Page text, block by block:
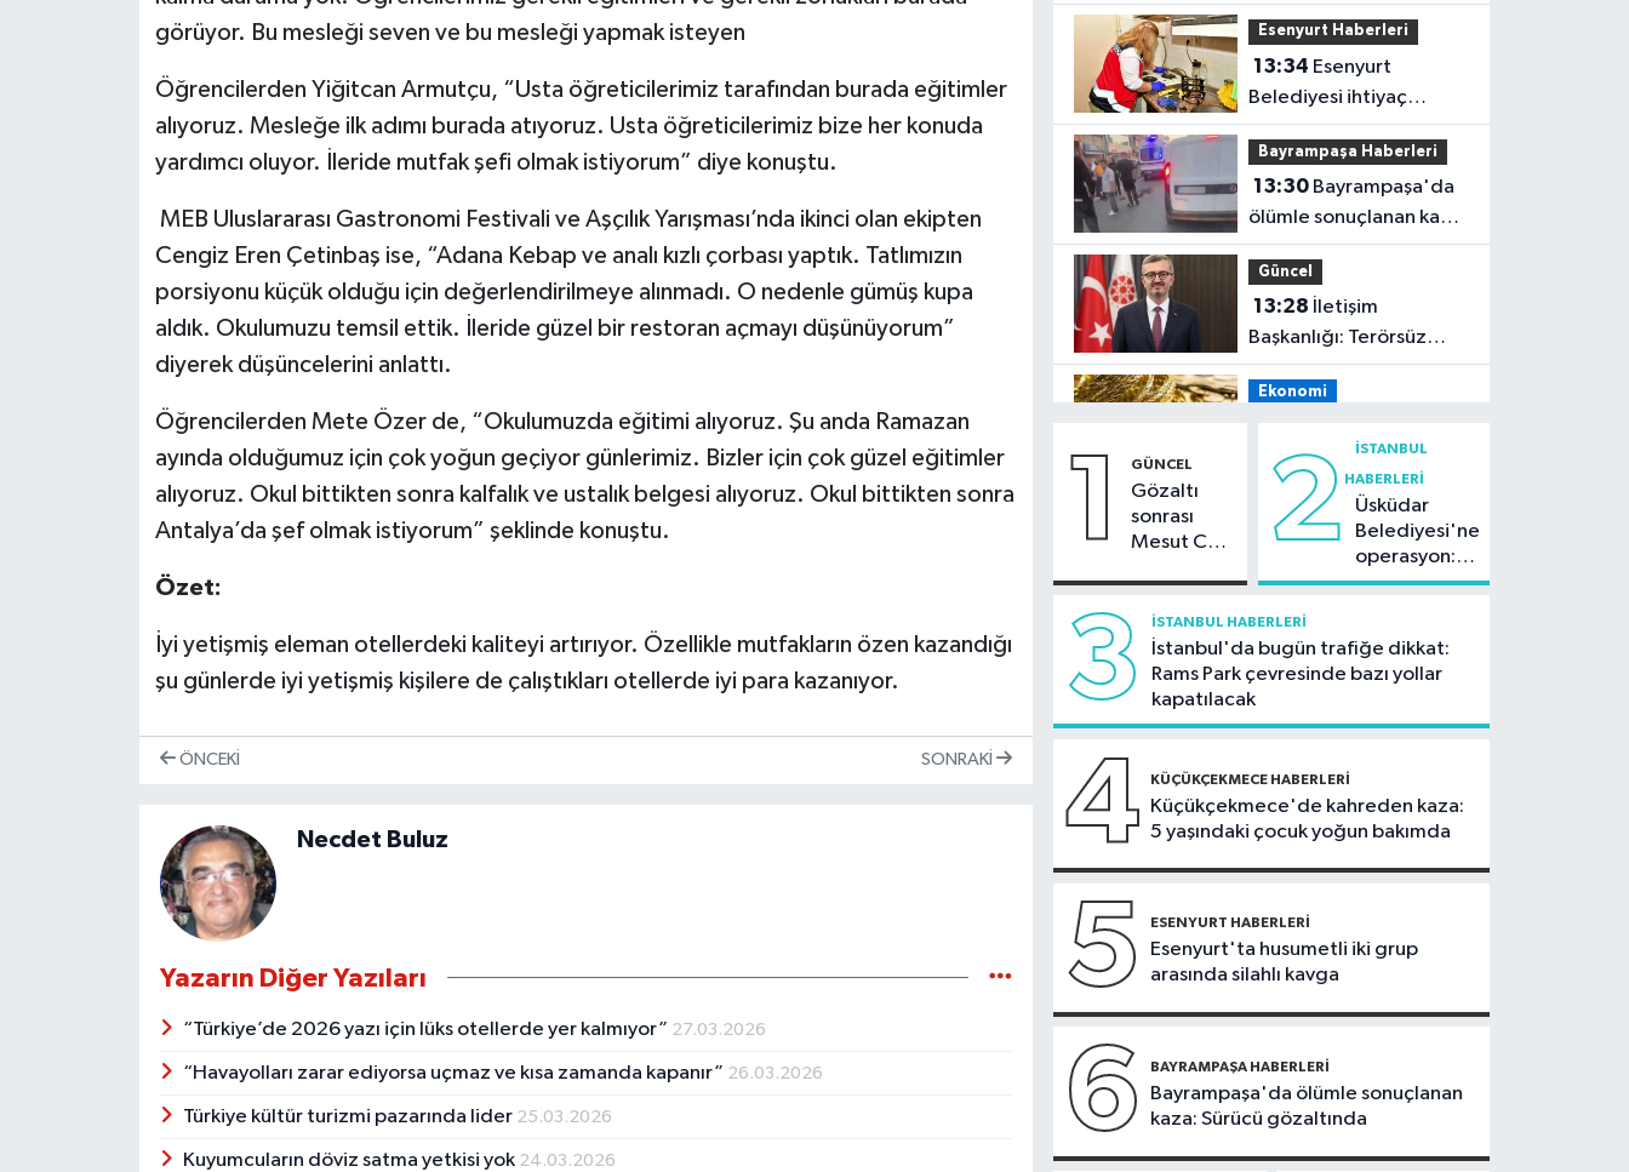
görüyor. Bu mesleği seven ve bu mesleği yapmak isteyen
Öğrencilerden Yiğitcan Armutçu, “Usta öğreticilerimiz tarafından burada eğitimler
alıyoruz. Mesleğe ilk adımı burada atıyoruz. Usta öğreticilerimiz bize her konuda
yardımcı oluyor. İleride mutfak şefi olmak istiyorum” diye konuştu.
MEB Uluslararası Gastronomi Festivali ve Aşçılık Yarışması’nda ikinci olan ekipten
Cengiz Eren Çetinbaş ise, “Adana Kebap ve analı kızlı çorbası yaptık. Tatlımızın
porsiyonu küçük olduğu için değerlendirilmeye alınmadı. O nedenle gümüş kupa
aldık. Okulumuzu temsil ettik. İleride güzel bir restoran açmayı düşünüyorum”
diyerek düşüncelerini anlattı.
Öğrencilerden Mete Özer de, “Okulumuzda eğitimi alıyoruz. Şu anda Ramazan
ayında olduğumuz için çok yoğun geçiyor günlerimiz. Bizler için çok güzel eğitimler
alıyoruz. Okul bittikten sonra kalfalık ve ustalık belgesi alıyoruz. Okul bittikten sonra
Antalya’da şef olmak istiyorum” şeklinde konuştu.
Özet:
İyi yetişmiş eleman otellerdeki kaliteyi artırıyor. Özellikle mutfakların özen kazandığı
şu günlerde iyi yetişmiş kişilere de çalıştıkları otellerde iyi para kazanıyor.
ÖNCEKI SONRAKI
Necdet Buluz
Yazarın Diğer Yazıları
“Türkiye’de 2026 yazı için lüks otellerde yer kalmıyor” 27.03.2026
“Havayolları zarar ediyorsa uçmaz ve kısa zamanda kapanır” 26.03.2026
Türkiye kültür turizmi pazarında lider 25.03.2026
Kuyumcuların döviz satma yetkisi yok 24.03.2026
adliyeye geldi
Esenyurt Haberleri
13:34
Belediyesi ihtiyaç
sahiplerinin evlerini
temizliyor
Bayrampaşa Haberleri
13:30Bayrampaşa'da
ölümle sonuçlanan kaza:
Sürücü gözaltında
Güncel
13:28
Başkanlığı: Terörsüz
Türkiye ile kazanan 86
milyon olacak
Ekonomi
bozduracaklara
uzmanlardan kritik
uyarılar
Kültür Sanat
13:14AKM'de yaz
akşamları cazla
Güncel
12:55MASAK
raporunda sanat ve iş
dünyasından yapılan
12:25Dev vinç gemisi
Saipem 7000 İstanbul
Boğazı'ndan geçti
1 GÜNCEL
Gözaltı
sonrası
Mesut Can
2 İSTANBUL
HABERLERI
Üsküdar
Belediyesi'ne
operasyon:
Sinem
talebi
3 İSTANBUL HABERLERI
İstanbul'da bugün trafiğe dikkat:
Rams Park çevresinde bazı yollar
kapatılacak
4 KÜÇÜKÇEKMECE HABERLERI
Küçükçekmece'de kahreden kaza:
5 yaşındaki çocuk yoğun bakımda
5 ESENYURT HABERLERI
Esenyurt'ta husumetli iki grup
arasında silahlı kavga
6 BAYRAMPAŞA HABERLERI
Bayrampaşa'da ölümle sonuçlanan
kaza: Sürücü gözaltında